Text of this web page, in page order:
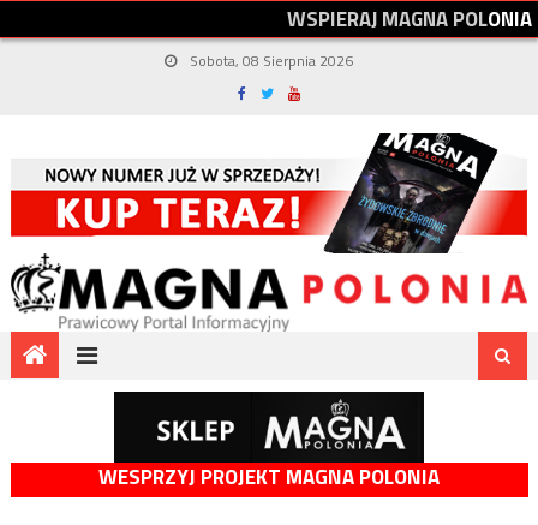
WSPIERAJMAGNAPOLONIA
Sobota, 08 Sierpnia 2026
WESPRZYJ PROJEKT MAGNA POLONIA